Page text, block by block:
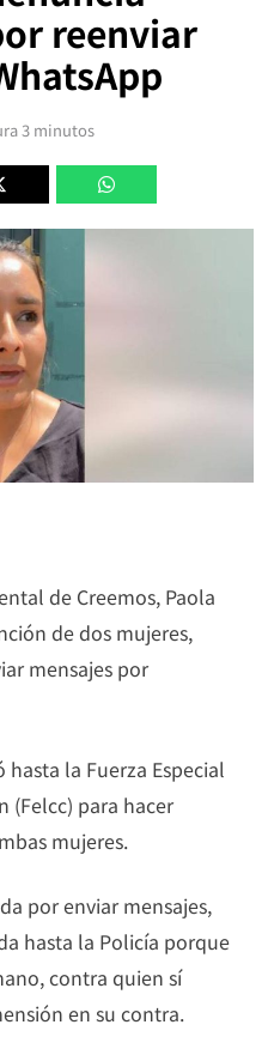
reenviar
3 minutos
de Creemos, Paola
de dos mujeres,
mensajes por
la Fuerza Especial
(Felcc) para hacer
mujeres.
por enviar mensajes,
hasta la Policía porque
contra quien sí
en su contra.